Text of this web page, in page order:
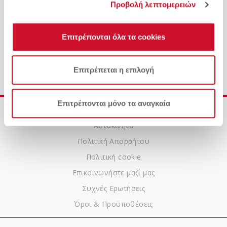
Προβολή λεπτομερειών
Επιτρέπονται όλα τα cookies
Επιτρέπεται η επιλογή
Επιτρέπονται μόνο τα αναγκαία
Ποιοι είμαστε
Αυτοκίνητα
Πολιτική Απορρήτου
Πολιτική cookie
Επικοινωνήστε μαζί μας
Συχνές Ερωτήσεις
Όροι & Προϋποθέσεις